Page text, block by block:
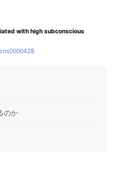
with high subconscious
のか